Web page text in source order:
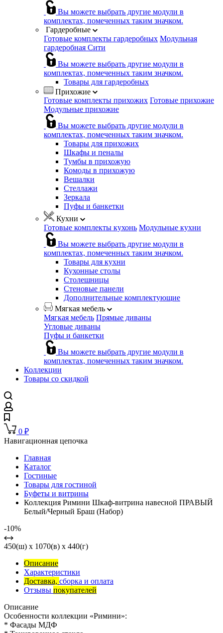
Вы можете выбрать другие модули в
комплектах, помеченных таким значком.
Гардеробные
Готовые комплекты гардеробных Модульная
гардеробная Сити
Вы можете выбрать другие модули в
комплектах, помеченных таким значком.
Товары для гардеробных
Прихожие
Готовые комплекты прихожих Готовые прихожие
Модульные прихожие
Вы можете выбрать другие модули в
комплектах, помеченных таким значком.
Товары для прихожих
Шкафы и пеналы
Тумбы в прихожую
Комоды в прихожую
Вешалки
Стеллажи
Зеркала
Пуфы и банкетки
Кухни
Готовые комплекты кухонь Модульные кухни
Вы можете выбрать другие модули в
комплектах, помеченных таким значком.
Товары для кухни
Кухонные столы
Столешницы
Стеновые панели
Дополнительные комплектующие
Мягкая мебель
Мягкая мебель Прямые диваны
Угловые диваны
Пуфы и банкетки
Вы можете выбрать другие модули в
комплектах, помеченных таким значком.
Коллекции
Товары со скидкой
0 ₽
Навигационная цепочка
Главная
Каталог
Гостиные
Товары для гостиной
Буфеты и витрины
Коллекция Римини Шкаф-витрина навесной ПРАВЫЙ
Белый/Черный Браш (Набор)
-10%
450(ш) x 1070(в) x 440(г)
Описание
Характеристики
Доставка, сборка и оплата
Отзывы покупателей
Описание
Особенности коллекции «Римини»:
* Фасады МДФ